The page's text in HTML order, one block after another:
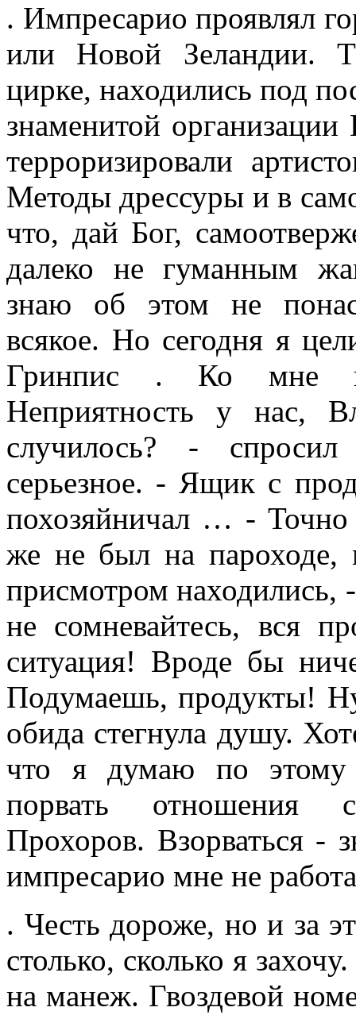
. Импресарио проявлял
или Новой Зеландии.
цирке, находились под
знаменитой
терроризировали
Методы дрессуры и в
что, дай Бог,
далеко не гуманным
знаю об этом не
всякое. Но сегодня я
Гринпис . Ко мне
Неприятность у нас,
случилось? -
серьезное. - Ящик с
похозяйничал … - Точно
же не был на
присмотром находились,
не сомневайтесь, вся
ситуация! Вроде бы
Подумаешь, продукты!
обида стегнула душу.
что я думаю по этому
порвать отношения
Прохоров. Взорваться -
импресарио мне не
. Честь дороже, но и за
столько, сколько я
на манеж. Гвоздевой